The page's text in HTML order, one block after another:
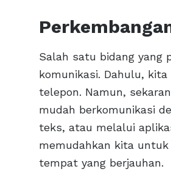
Salah satu bidang yang
komunikasi. Dahulu,
telepon. Namun,
mudah berkomunikasi
teks, atau melalui
memudahkan kita
tempat yang berjauhan.